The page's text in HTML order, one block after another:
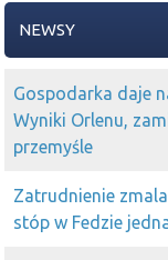
NEWSY
Gospodarka daje
Wyniki Orlenu,
przemyśle
Zatrudnienie
stóp w Fedzie